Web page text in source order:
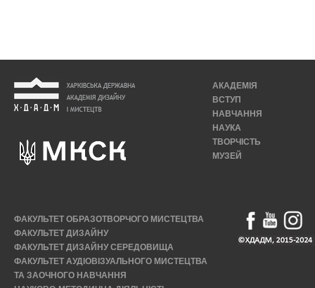
АКАДЕМІЯ
ВСТУП
НАВЧАННЯ
НАУКА
ТВОРЧІСТЬ
МУЗЕЙ
ФАКУЛЬТЕТ ОБРАЗОТВОРЧОГО МИСТЕЦТВА
ФАКУЛЬТЕТ ДИЗАЙНУ
ФАКУЛЬТЕТ ДИЗАЙНУ СЕРЕДОВИЩА
ФАКУЛЬТЕТ АУДІОВІЗУАЛЬНОГО МИСТЕЦТВА
ТА ЗАОЧНОГО НАВЧАННЯ